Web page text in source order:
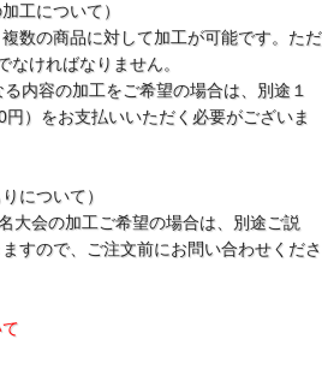
工について）
数の商品に対して加工が可能です。ただ
なければなりません。
内容の加工をご希望の場合は、別途１
）をお支払いいただく必要がございま
について）
大会の加工ご希望の場合は、別途ご説
すので、ご注文前にお問い合わせくださ